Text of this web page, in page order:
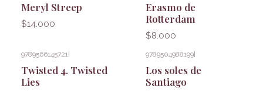
Meryl Streep
$14.000
Erasmo de
Rotterdam
$8.000
9789566145721 |
Twisted 4. Twisted
Lies
9789504988199|
Los soles de
Santiago